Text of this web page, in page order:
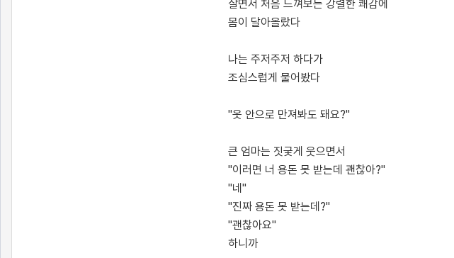
살면서 처음 느껴보는 강렬한 쾌감에
몸이 달아올랐다
나는 주저주저 하다가
조심스럽게 물어봤다
"옷 안으로 만져봐도 돼요?"
큰 엄마는 짓궂게 웃으면서
"이러면 너 용돈 못 받는데 괜찮아?"
"네"
"진짜 용돈 못 받는데?"
"괜찮아요"
하니까